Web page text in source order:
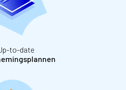
to-date